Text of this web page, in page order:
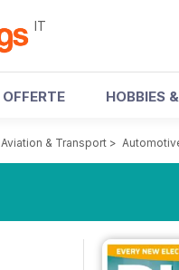
IT
OFFERTE HOBBIES
Aviation & Transport >